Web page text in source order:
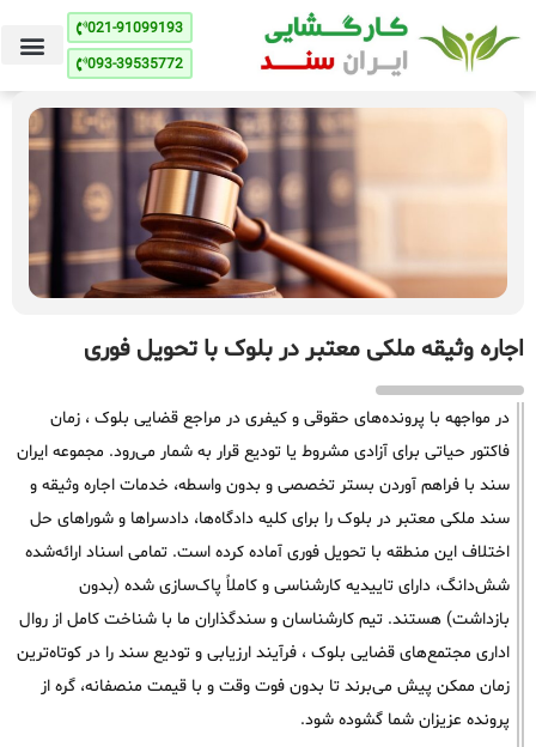
021-91099193
093-39535772
اجاره وثیقه ملکی معتبر در بلوک با تحویل فوری
در مواجهه با پرونده‌های حقوقی و کیفری در مراجع قضایی بلوک ، زمان
فاکتور حیاتی برای آزادی مشروط یا تودیع قرار به شمار می‌رود. مجموعه ایران
سند با فراهم آوردن بستر تخصصی و بدون واسطه، خدمات اجاره وثیقه و
سند ملکی معتبر در بلوک را برای کلیه دادگاه‌ها، دادسراها و شوراهای حل
اختلاف این منطقه با تحویل فوری آماده کرده است. تمامی اسناد ارائه‌شده
شش‌دانگ، دارای تاییدیه کارشناسی و کاملاً پاک‌سازی شده (بدون
بازداشت) هستند. تیم کارشناسان و سندگذاران ما با شناخت کامل از روال
اداری مجتمع‌های قضایی بلوک ، فرآیند ارزیابی و تودیع سند را در کوتاه‌ترین
زمان ممکن پیش می‌برند تا بدون فوت وقت و با قیمت منصفانه، گره از
پرونده عزیزان شما گشوده شود.